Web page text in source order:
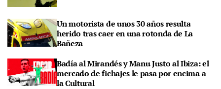
Un motorista de unos 30 años resulta
herido tras caer en una rotonda de La
Bañeza
Badía al Mirandés y Manu Justo al Ibiza: el
mercado de fichajes le pasa por encima a
la Cultural